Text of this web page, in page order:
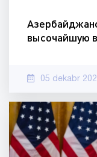
высочайшую
05 dekabr